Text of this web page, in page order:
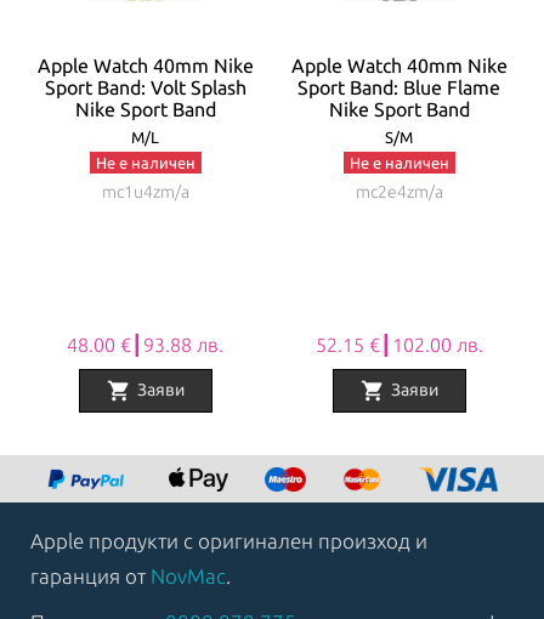
Apple Watch 40mm Nike
Sport Band: Volt Splash
Nike Sport Band
M/L
Не е наличен
mc1u4zm/a
48.00 €┃93.88 лв.
shopping_cart Заяви
Apple Watch 40mm Nike
Sport Band: Blue Flame
Nike Sport Band
S/M
Не е наличен
mc2e4zm/a
52.15 €┃102.00 лв.
shopping_cart Заяви
8
Apple продукти с оригинален произход и
гаранция от NovMac.